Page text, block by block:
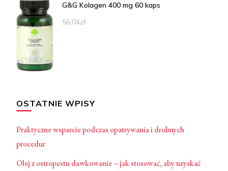
G&G Kolagen 400 mg 60 kaps
56,04zł
OSTATNIE WPISY
Praktyczne wsparcie podczas opatrywania i drobnych
procedur
Olej z ostropestu dawkowanie – jak stosować, aby uzyskać